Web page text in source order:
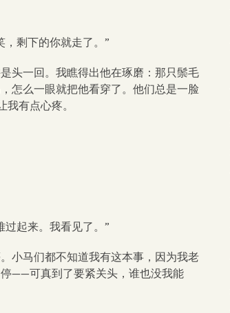
，剩下的你就走了。”
头一回。我瞧得出他在琢磨：那只鬃毛
怎么一眼就把他看穿了。他们总是一脸
有点心疼。
过起来。我看见了。”
小马们都不知道我有这本事，因为我老
——可真到了要紧关头，谁也没我能